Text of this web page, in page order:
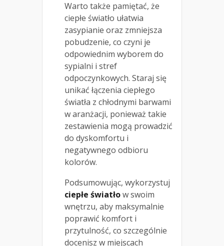
Warto także pamiętać, że
ciepłe światło ułatwia
zasypianie oraz zmniejsza
pobudzenie, co czyni je
odpowiednim wyborem do
sypialni i stref
odpoczynkowych. Staraj się
unikać łączenia ciepłego
światła z chłodnymi barwami
w aranżacji, ponieważ takie
zestawienia mogą prowadzić
do dyskomfortu i
negatywnego odbioru
kolorów.
Podsumowując, wykorzystuj
ciepłe światłow swoim
wnętrzu, aby maksymalnie
poprawić komfort i
przytulność, co szczególnie
docenisz w miejscach